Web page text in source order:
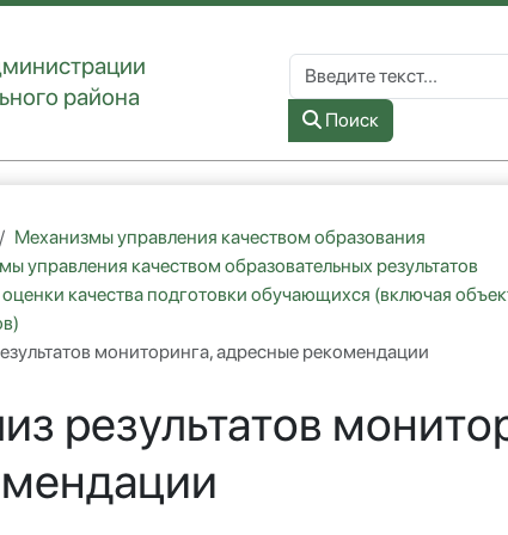
района
Поиск по сайту
Type 2 or more characters
Поиск
Механизмы управления качеством образования
управления качеством образовательных результатов
качества подготовки обучающихся (включая
мониторинга, адресные рекомендации
результатов